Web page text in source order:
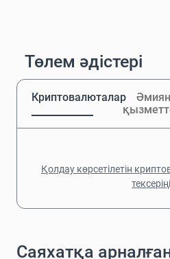
Төлем әдістері
Криптовалюталар
Әмиян
Қолдау көрсетілетін
Саяхатқа